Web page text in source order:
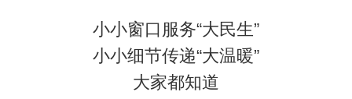
小小窗口服务“大民生”
小小细节传递“大温暖”
大家都知道